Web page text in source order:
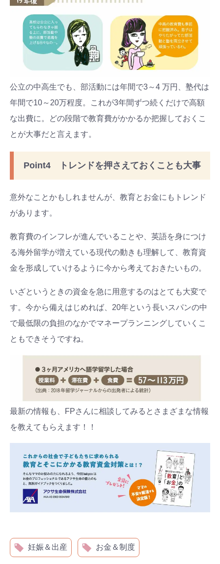
公立の中高生でも、部活動には年間で3～4 万円、塾代は
年間で10～20万程度。これが3年間ずつ続くだけで高額
な出費に。どの段階で教育費がかかるか把握しておくこ
とが大事だと言えます。
Point4 トレンドを押さえておくことも大事
意外なことかもしれませんが、教育とお金にもトレンド
があります。
教育費のインフレが進んでいることや、英語を身につけ
る海外留学が増えている現代の動きも理解して、教育資
金を形成していけるように今から考えておきたいもの。
いざというときの資金を急に用意するのはとても大変で
す。今から備えはじめれば、20年という長いスパンの中
で最低限の負担のなかでマネープランニングしていくこ
ともできそうですね。
最新の情報も、FPさんに相談してみるとさまざまな情報
を教えてもらえます！！
妊娠＆出産 お金＆制度